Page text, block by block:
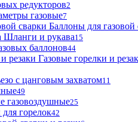
редукторов2
газовые7
Баллоны для газовой
Шланги и рукава15
баллонов44
Газовые горелки и
с цанговым захватом11
49
газовоздушные25
горелок42